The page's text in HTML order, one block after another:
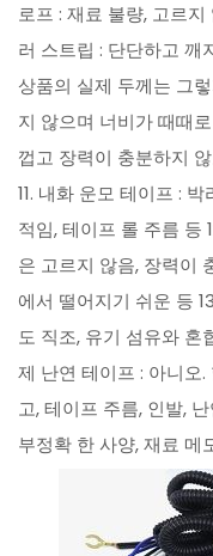
로프 : 재료 불량, 고르지
러 스트립 : 단단하고 깨
상품의 실제 두께는 그
지 않으며 너비가 때때
껍고 장력이 충분하지
11. 내화 운모 테이프 :
적임, 테이프 롤 주름 등
은 고르지 않음, 장력이
에서 떨어지기 쉬운 등
도 직조, 유기 섬유와 혼
제 난연 테이프 : 아니오
고, 테이프 주름, 인발,
부정확 한 사양, 재료 메